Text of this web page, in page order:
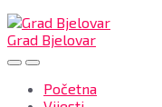
Grad Bjelovar
Početna